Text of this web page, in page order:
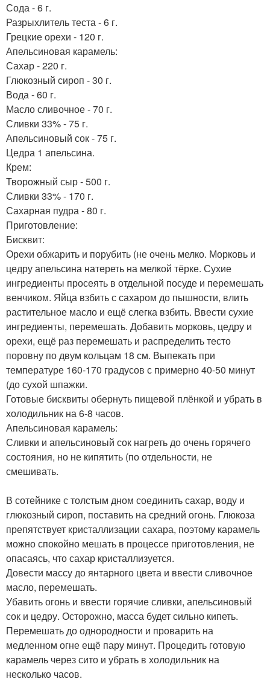
Сода - 6 г.
Разрыхлитель теста - 6 г.
Грецкие орехи - 120 г.
Апельсиновая карамель:
Сахар - 220 г.
Глюкозный сироп - 30 г.
Вода - 60 г.
Масло сливочное - 70 г.
Сливки 33% - 75 г.
Апельсиновый сок - 75 г.
Цедра 1 апельсина.
Крем:
Творожный сыр - 500 г.
Сливки 33% - 170 г.
Сахарная пудра - 80 г.
Приготовление:
Бисквит:
Орехи обжарить и порубить (не очень мелко. Морковь и
цедру апельсина натереть на мелкой тёрке. Сухие
ингредиенты просеять в отдельной посуде и перемешать
венчиком. Яйца взбить с сахаром до пышности, влить
растительное масло и ещё слегка взбить. Ввести сухие
ингредиенты, перемешать. Добавить морковь, цедру и
орехи, ещё раз перемешать и распределить тесто
поровну по двум кольцам 18 см. Выпекать при
температуре 160-170 градусов с примерно 40-50 минут
(до сухой шпажки.
Готовые бисквиты обернуть пищевой плёнкой и убрать в
холодильник на 6-8 часов.
Апельсиновая карамель:
Сливки и апельсиновый сок нагреть до очень горячего
состояния, но не кипятить (по отдельности, не
смешивать.
В сотейнике с толстым дном соединить сахар, воду и
глюкозный сироп, поставить на средний огонь. Глюкоза
препятствует кристаллизации сахара, поэтому карамель
можно спокойно мешать в процессе приготовления, не
опасаясь, что сахар кристаллизуется.
Довести массу до янтарного цвета и ввести сливочное
масло, перемешать.
Убавить огонь и ввести горячие сливки, апельсиновый
сок и цедру. Осторожно, масса будет сильно кипеть.
Перемешать до однородности и проварить на
медленном огне ещё пару минут. Процедить готовую
карамель через сито и убрать в холодильник на
несколько часов.